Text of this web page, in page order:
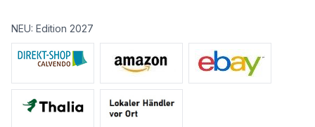
NEU: Edition 2027